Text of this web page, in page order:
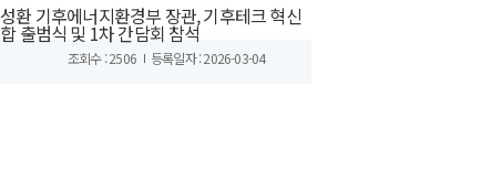
환 기후에너지환경부 장관, 기후테크 혁신
출범식 및 1차 간담회 참석
조회수 : 2506 등록일자 : 2026-03-04